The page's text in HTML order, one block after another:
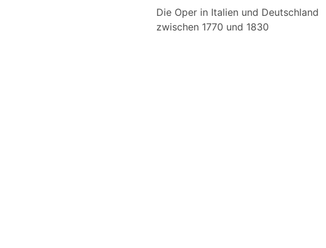
Die Oper in Italien und Deutschland
zwischen 1770 und 1830